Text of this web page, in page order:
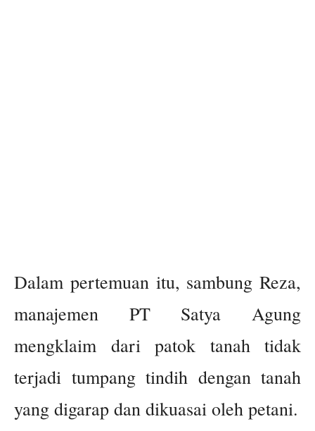
Dalam pertemuan itu, sambung Reza,
manajemen PT Satya Agung
mengklaim dari patok tanah tidak
terjadi tumpang tindih dengan tanah
yang digarap dan dikuasai oleh petani.